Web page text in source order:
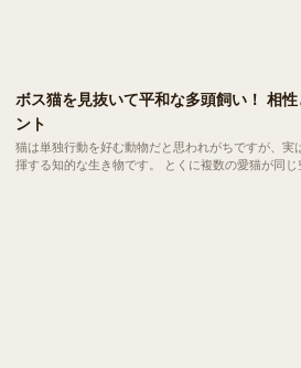
ボス猫を見抜いて平和な多頭飼い！ 相
ント
猫は単独行動を好む動物だと思われがちですが、
揮する知的な生き物です。 とくに複数の愛猫が同じ空間で暮らす室内飼育において